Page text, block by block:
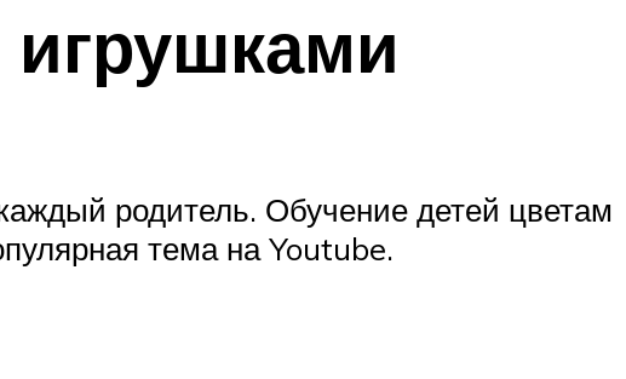
игрушками
родитель. Обучение детей цветам
тема на Youtube.